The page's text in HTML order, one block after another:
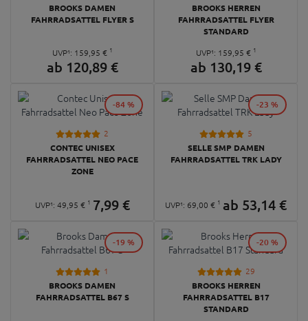
BROOKS DAMEN
FAHRRADSATTEL FLYER S
UVP¹: 159, 95 € 1
ab 120,89 €
BROOKS HERREN
FAHRRADSATTEL FLYER
STANDARD
UVP¹: 159, 95 € 1
ab 130,19 €
2
CONTEC UNISEX
FAHRRADSATTEL NEO PACE
ZONE
UVP¹: 49, 95 € 1 7,99 €
-84 %
5
SELLE SMP DAMEN
FAHRRADSATTEL TRK LADY
UVP¹: 69, 00 € 1 ab 53,14€
-23 %
1
BROOKS DAMEN
FAHRRADSATTEL B67 S
-19 %
29
BROOKS HERREN
FAHRRADSATTEL B17
STANDARD
-20 %